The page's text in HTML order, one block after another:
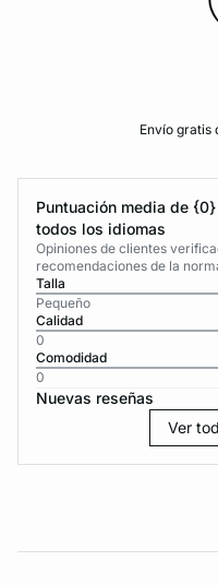
Envío gratis
Puntuación media de
todos los idiomas
Opiniones de clientes
recomendaciones de la
Talla
Pequeño
Calidad
0
Comodidad
0
Nuevas reseñas
Ver